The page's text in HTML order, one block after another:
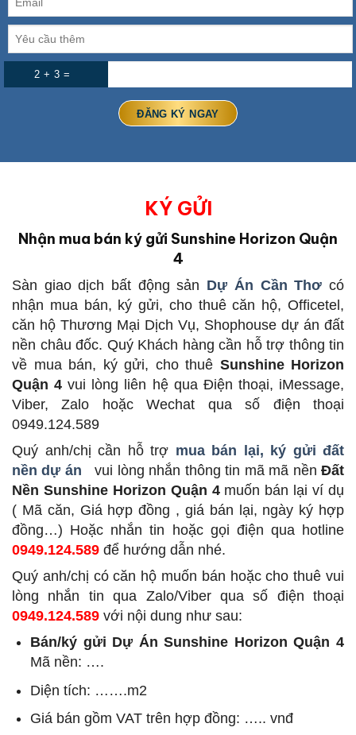
2 + 3 =
KÝ GỬI
Nhận mua bán ký gửi Sunshine Horizon Quận
4
Sàn giao dịch bất động sản Dự Án Cần Thơ có
nhận mua bán, ký gửi, cho thuê căn hộ, Officetel,
căn hộ Thương Mại Dịch Vụ, Shophouse dự án đất
nền châu đốc. Quý Khách hàng cần hỗ trợ thông tin
về mua bán, ký gửi, cho thuê Sunshine Horizon
Quận 4 vui lòng liên hệ qua Điện thoại, iMessage,
Viber, Zalo hoặc Wechat qua số điện thoại
0949.124.589
Quý anh/chị cần hỗ trợ mua bán lại, ký gửi đất
nền dự án
vui lòng nhắn thông tin mã mã nềnĐất
Nền Sunshine Horizon Quận 4muốn bán lại ví dụ
( Mã căn, Giá hợp đồng , giá bán lại, ngày ký hợp
đồng…) Hoặc nhắn tin hoặc gọi điện qua hotline
0949.124.589 để hướng dẫn nhé.
Quý anh/chị có căn hộ muốn bán hoặc cho thuê vui
lòng nhắn tin qua Zalo/Viber qua số điện thoại
0949.124.589 với nội dung như sau:
Bán/ký gửi Dự Án Sunshine Horizon Quận 4
Mã nền: ….
Diện tích: …….m2
Giá bán gồm VAT trên hợp đồng: ….. vnđ